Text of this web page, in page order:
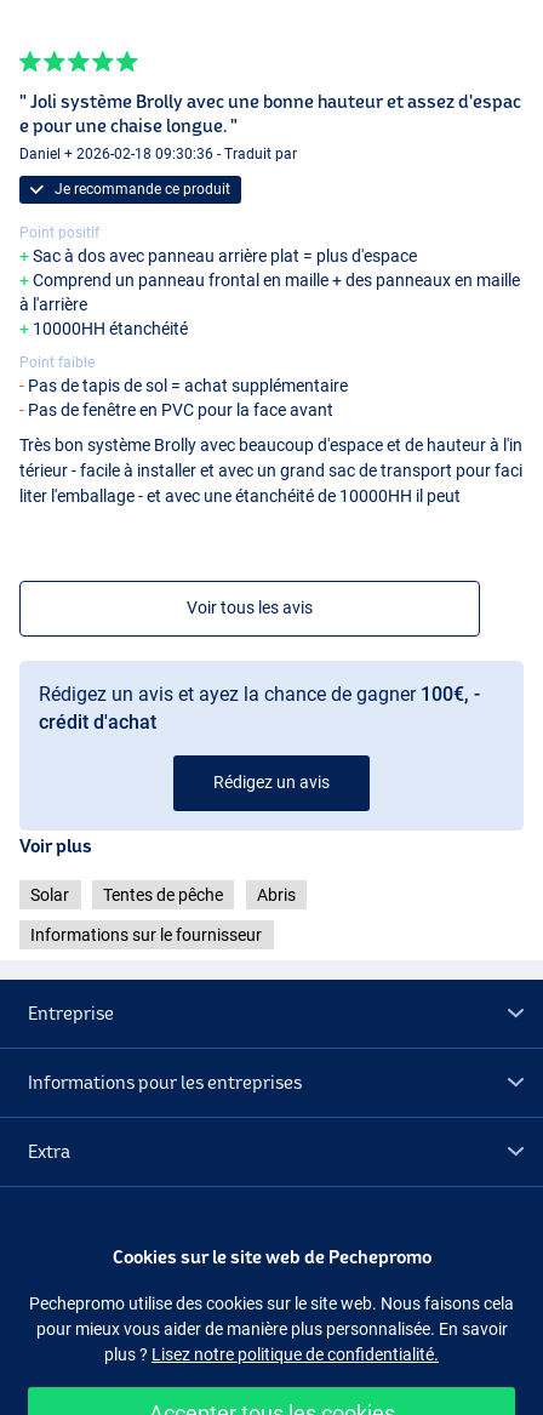
" Joli système Brolly avec une bonne hauteur et assez d'espac
e pour une chaise longue. "
Daniel + 2026-02-18 09:30:36 - Traduit par
Je recommande ce produit
Point positif
Sac à dos avec panneau arrière plat = plus d'espace
Comprend un panneau frontal en maille + des panneaux en maille
à l'arrière
10000HH étanchéité
Point faible
Pas de tapis de sol = achat supplémentaire
Pas de fenêtre en PVC pour la face avant
Très bon système Brolly avec beaucoup d'espace et de hauteur à l'in
térieur - facile à installer et avec un grand sac de transport pour faci
liter l'emballage - et avec une étanchéité de 10000HH il peut
Voir tous les avis
Rédigez un avis et ayez la chance de gagner 100€, -
crédit d'achat
Rédigez un avis
Voir plus
Solar Tentes de pêche Abris
Informations sur le fournisseur
Entreprise
Informations pour les entreprises
Extra
Suivez-nous Facebook Instagram
Cookies sur le site web de Pechepromo
Pechepromo utilise des cookies sur le site web. Nous faisons cela
pour mieux vous aider de manière plus personnalisée. En savoir
plus ? Lisez notre politique de confidentialité.